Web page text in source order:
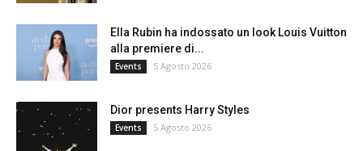
Ella Rubin ha indossato un look Louis Vuitton
alla premiere di...
Events 5 Agosto 2026
Dior presents Harry Styles
Events 5 Agosto 2026